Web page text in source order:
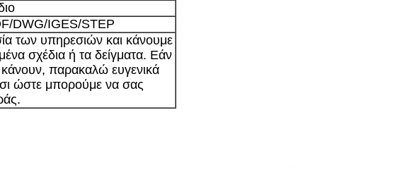
DWG/IGES/STEP
των υπηρεσιών και κάνουμε
σχέδια ή τα δείγματα. Εάν
παρακαλώ ευγενικά
ώστε μπορούμε να σας